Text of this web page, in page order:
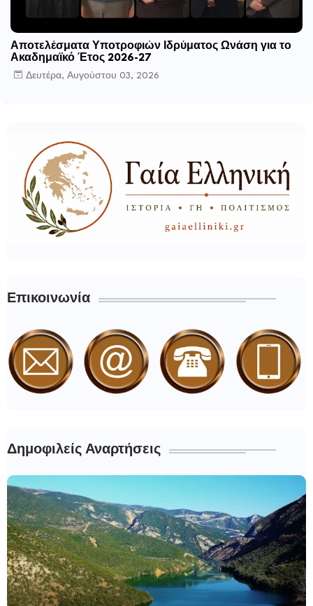
Αποτελέσματα Υποτροφιών Ιδρύματος Ωνάση για το
Ακαδημαϊκό Έτος 2026-27
Δευτέρα, Αυγούστου 03, 2026
Επικοινωνία
Δημοφιλείς Αναρτήσεις